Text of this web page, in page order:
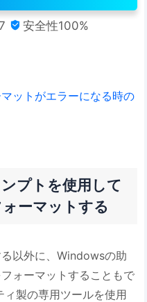
 安全性100%
ットがエラーになる時の
プトを使用して
ーマットする
以外に、Windowsの助
ォーマットすることもで
製の専用ツールを使用